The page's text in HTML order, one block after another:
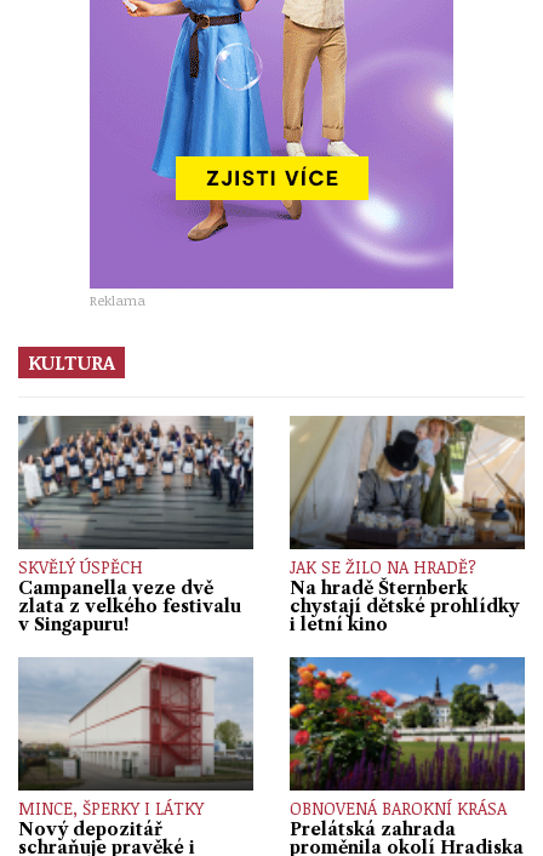
Reklama
KULTURA
SKVĚLÝ ÚSPĚCH
Campanella veze dvě
zlata z velkého festivalu
v Singapuru!
JAK SE ŽILO NA HRADĚ?
Na hradě Šternberk
chystají dětské prohlídky
i letní kino
MINCE, ŠPERKY I LÁTKY
Nový depozitář
schraňuje pravěké i
OBNOVENÁ BAROKNÍ KRÁSA
Prelátská zahrada
proměnila okolí Hradiska